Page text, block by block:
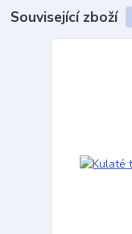
Související zboží